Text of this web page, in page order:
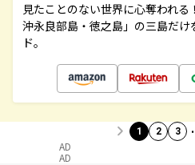
見たことのない世界に心奪われ
沖永良部島・徳之島」の三島だ
ド。
1 2 3
AD
AD